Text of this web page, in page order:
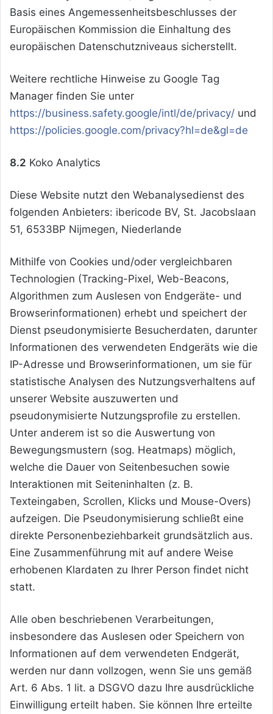
Basis eines Angemessenheitsbeschlusses der
Europäischen Kommission die Einhaltung des
europäischen Datenschutzniveaus sicherstellt.
Weitere rechtliche Hinweise zu Google Tag
Manager finden Sie unter
https://business.safety.google/intl/de/privacy/ und
https://policies.google.com/privacy?hl=de&gl=de
8.2 Koko Analytics
Diese Website nutzt den Webanalysedienst des
folgenden Anbieters: ibericode BV, St. Jacobslaan
51, 6533BP Nijmegen, Niederlande
Mithilfe von Cookies und/oder vergleichbaren
Technologien (Tracking-Pixel, Web-Beacons,
Algorithmen zum Auslesen von Endgeräte- und
Browserinformationen) erhebt und speichert der
Dienst pseudonymisierte Besucherdaten, darunter
Informationen des verwendeten Endgeräts wie die
IP-Adresse und Browserinformationen, um sie für
statistische Analysen des Nutzungsverhaltens auf
unserer Website auszuwerten und
pseudonymisierte Nutzungsprofile zu erstellen.
Unter anderem ist so die Auswertung von
Bewegungsmustern (sog. Heatmaps) möglich,
welche die Dauer von Seitenbesuchen sowie
Interaktionen mit Seiteninhalten (z. B.
Texteingaben, Scrollen, Klicks und Mouse-Overs)
aufzeigen. Die Pseudonymisierung schließt eine
direkte Personenbeziehbarkeit grundsätzlich aus.
Eine Zusammenführung mit auf andere Weise
erhobenen Klardaten zu Ihrer Person findet nicht
statt.
Alle oben beschriebenen Verarbeitungen,
insbesondere das Auslesen oder Speichern von
Informationen auf dem verwendeten Endgerät,
werden nur dann vollzogen, wenn Sie uns gemäß
Art. 6 Abs. 1 lit. a DSGVO dazu Ihre ausdrückliche
Einwilligung erteilt haben. Sie können Ihre erteilte